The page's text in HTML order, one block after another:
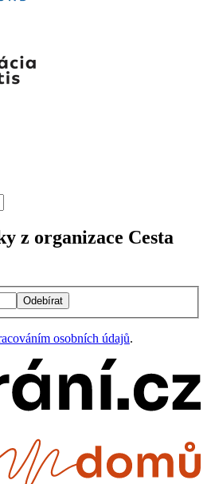
z organizace Cesta
Odebírat
osobních údajů.